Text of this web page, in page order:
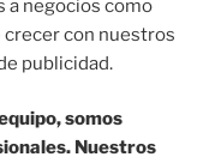
a negocios como
con nuestros
publicidad.
somos
Nuestros